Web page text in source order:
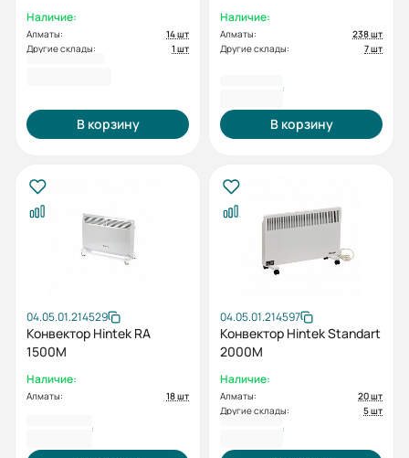
Наличие:
Алматы:
14 шт
Другие склады:
1 шт
В корзину
Наличие:
Алматы:
238 шт
Другие склады:
7 шт
В корзину
04.05.01.214529
Конвектор Hintek RA
1500M
Наличие:
Алматы: 18 шт
04.05.01.214597
Конвектор Hintek Standart
2000M
Наличие:
Алматы:
20 шт
Другие склады:
5 шт